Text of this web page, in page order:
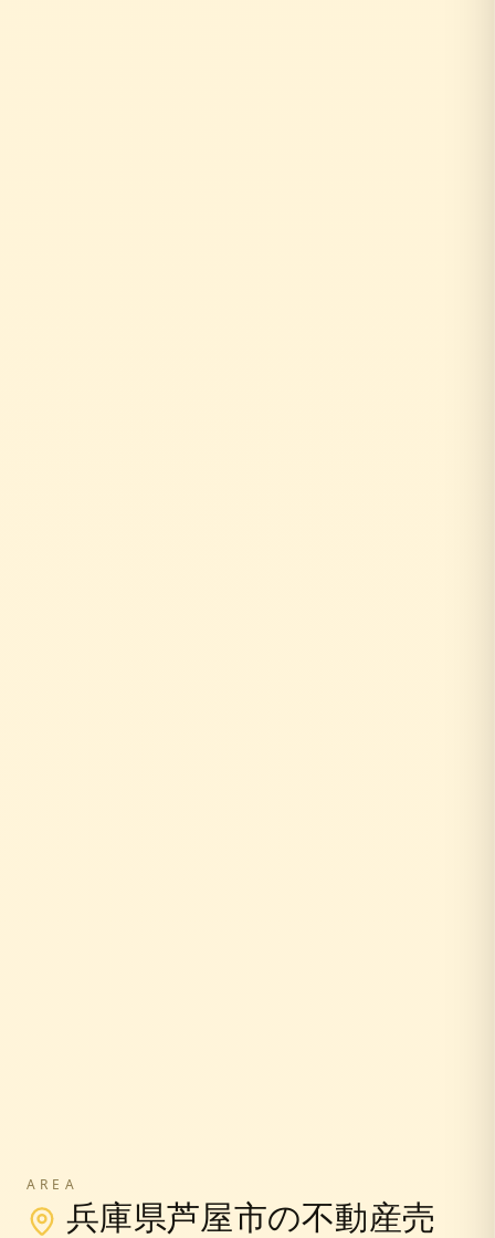
AREA
兵庫県芦屋市の不動産売